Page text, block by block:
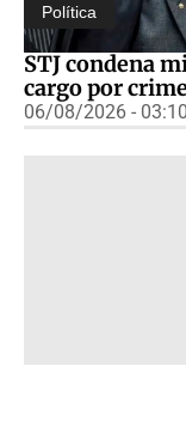
Política
STJ condena
cargo por
06/08/2026 - 03:10